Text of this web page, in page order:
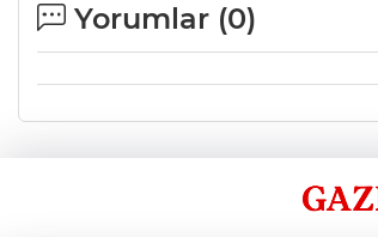
Yorumlar (0)